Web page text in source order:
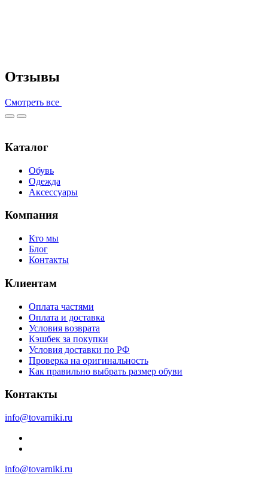
Отзывы
Смотреть все
Каталог
Обувь
Одежда
Аксессуары
Компания
Кто мы
Блог
Контакты
Клиентам
Оплата частями
Оплата и доставка
Условия возврата
Кэшбек за покупки
Условия доставки по РФ
Проверка на оригинальность
Как правильно выбрать размер обуви
Контакты
info@tovarniki.ru
info@tovarniki.ru